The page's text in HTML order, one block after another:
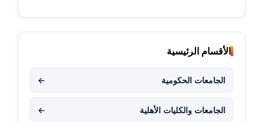
الأقسام الرئيسية
الجامعات الحكومية ←
الجامعات والكليات الأهلية ←